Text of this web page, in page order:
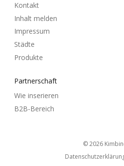
Kontakt
Inhalt melden
Impressum
Städte
Produkte
Partnerschaft
Wie inserieren
B2B-Bereich
© 2026